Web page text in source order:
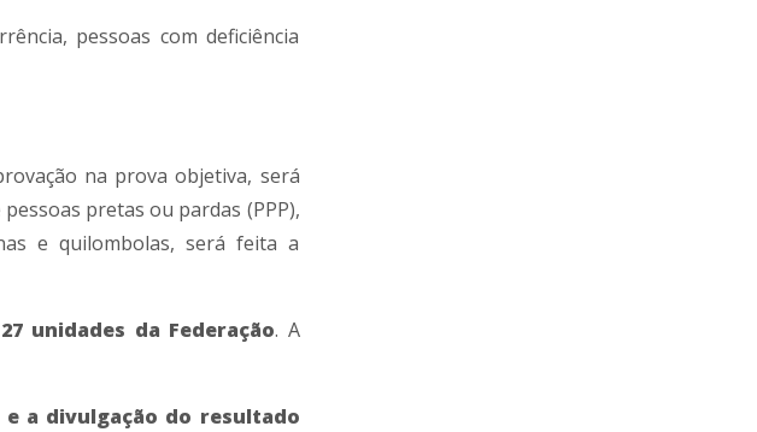
pessoas com deficiência
na prova objetiva, será
pretas ou pardas (PPP),
e quilombolas, será feita a
unidades da Federação. A
a divulgação do resultado